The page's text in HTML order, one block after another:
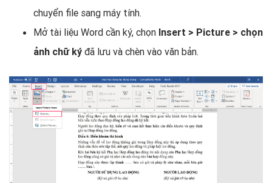
chuyển file sang máy tính.
Mở tài liệu Word cần ký, chọn Insert > Picture > chọn
ảnh chữ ký đã lưu và chèn vào văn bản.